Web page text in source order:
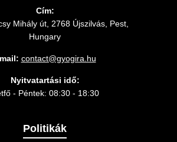
Cím:
Mihály út, 2768 Újszilvás, Pest,
Hungary
contact@gyogira.hu
Nyitvatartási idő:
- Péntek: 08:30 - 18:30
Politikák